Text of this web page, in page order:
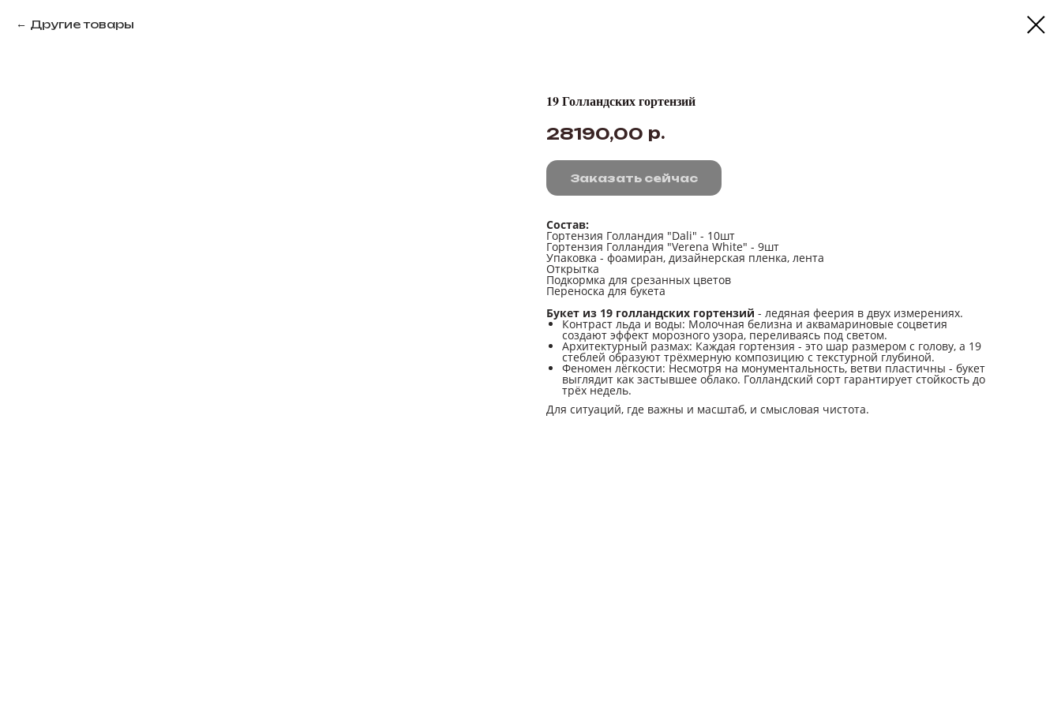
Другие товары
19 Голландских гортензий
28190,00 р.
Заказать сейчас
Состав:
Гортензия Голландия "Dali" - 10шт
Гортензия Голландия "Verena White" - 9шт
Упаковка - фоамиран, дизайнерская пленка, лента
Открытка
Подкормка для срезанных цветов
Переноска для букета
Букет из 19 голландских гортензий - ледяная феерия в двух измерениях.
Контраст льда и воды: Молочная белизна и аквамариновые соцветия
создают эффект морозного узора, переливаясь под светом.
Архитектурный размах: Каждая гортензия - это шар размером с голову, а 19
стеблей образуют трёхмерную композицию с текстурной глубиной.
Феномен лёгкости: Несмотря на монументальность, ветви пластичны - букет
выглядит как застывшее облако. Голландский сорт гарантирует стойкость до
трёх недель.
Для ситуаций, где важны и масштаб, и смысловая чистота.